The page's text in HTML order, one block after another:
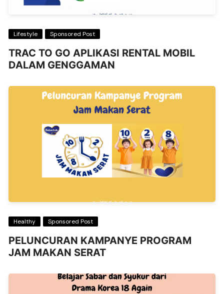
Lifestyle Sponsored Post
TRAC TO GO APLIKASI RENTAL MOBIL
DALAM GENGGAMAN
Healthy Sponsored Post
PELUNCURAN KAMPANYE PROGRAM
JAM MAKAN SERAT